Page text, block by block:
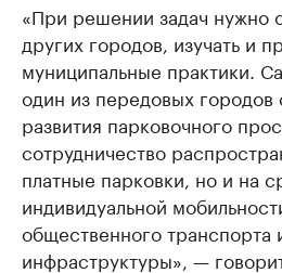
«При решении задач нужно
других городов, изучать и
муниципальные практики.
один из передовых
развития парковочного
сотрудничество
платные парковки, но и на
индивидуальной
общественного транспорта
инфраструктуры», —